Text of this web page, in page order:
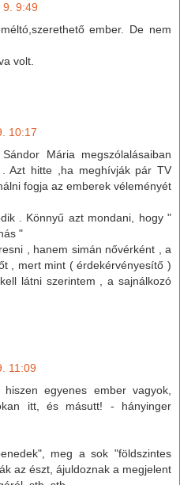
9. 9:49
ember. De nem
volt.
10:17
Mária megszólalásaiban
Azt hitte ,ha meghívják pár TV
fogja az emberek véleményét
. Könnyű azt mondani, hogy "
"
, hanem simán nővérként , a
, mert mint ( érdekérvényesítő )
látni szerintem , a sajnálkozó
11:09
egyenes ember vagyok,
itt, és másutt! - hányinger
meg a sok "földszintes
az észt, ájuldoznak a megjelent